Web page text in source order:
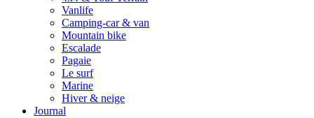
Vanlife
Camping-car & van
Mountain bike
Escalade
Pagaie
Le surf
Marine
Hiver & neige
Journal